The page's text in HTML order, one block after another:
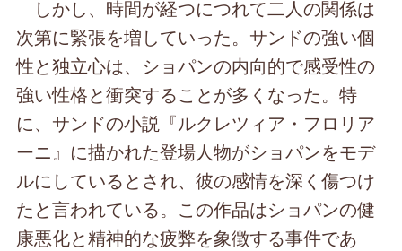
しかし、時間が経つにつれて二人の関係は
次第に緊張を増していった。サンドの強い個
性と独立心は、ショパンの内向的で感受性の
強い性格と衝突することが多くなった。特
に、サンドの小説『ルクレツィア・フロリア
ーニ』に描かれた登場人物がショパンをモデ
ルにしているとされ、彼の感情を深く傷つけ
たと言われている。この作品はショパンの健
康悪化と精神的な疲弊を象徴する事件であ